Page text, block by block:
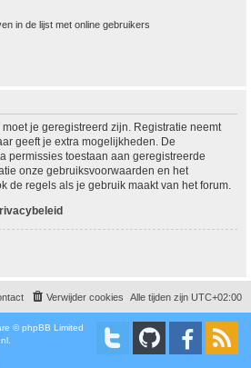
in de lijst met online gebruikers
je geregistreerd zijn. Registratie neemt
geeft je extra mogelijkheden. De
permissies toestaan aan geregistreerde
onze gebruiksvoorwaarden en het
de regels als je gebruik maakt van het forum.
Alle tijden zijn UTC+02:00
Verwijder cookies
© phpBB Limited